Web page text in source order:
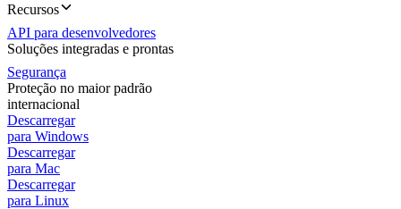
Recursos
API para desenvolvedores
Soluções integradas e prontas
Segurança
Proteção no maior padrão
internacional
Descarregar
para Windows
Descarregar
para Mac
Descarregar
para Linux